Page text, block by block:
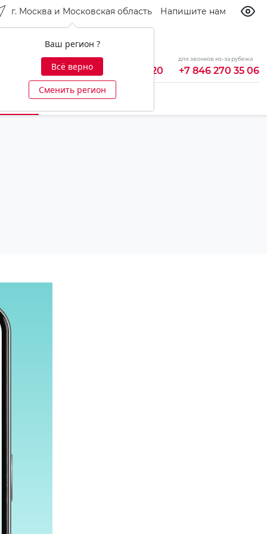
г. Москва и Московская область Напишите нам
бесплатно из России
8 800 700 92 20
для звонков из-за рубежа
+7 846 270 35 06
Ещё
Ваш регион ?
Всё верно
Сменить регион